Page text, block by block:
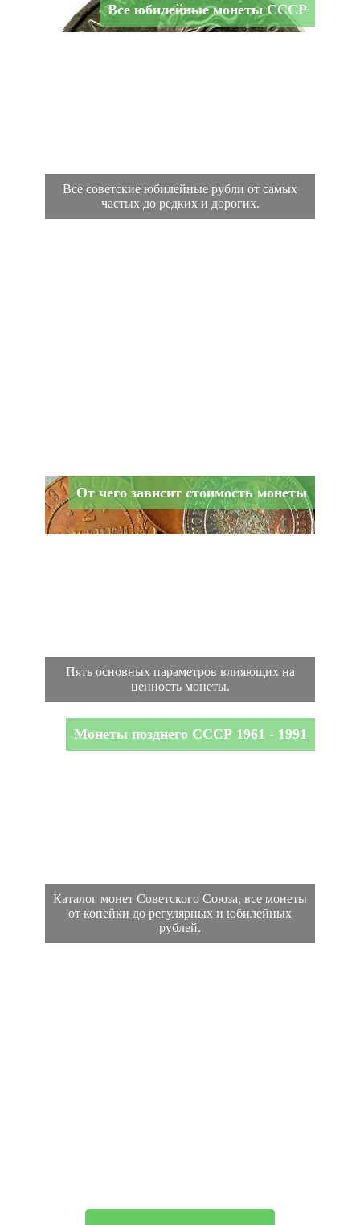
Все юбилейные монеты СССР
Все советские юбилейные рубли от самых
частых до редких и дорогих.
От чего зависит стоимость монеты
Пять основных параметров влияющих на
ценность монеты.
Монеты позднего СССР 1961 - 1991
Каталог монет Советского Союза, все монеты
от копейки до регулярных и юбилейных
рублей.